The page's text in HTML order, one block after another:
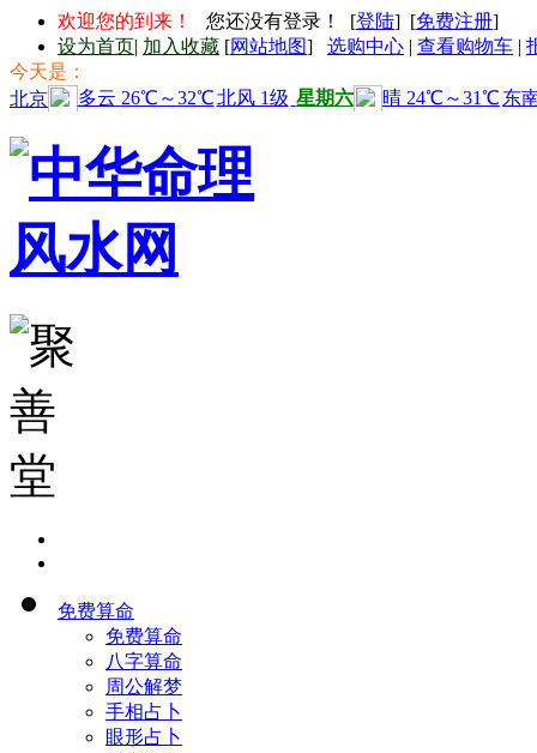
欢迎您的到来！ 您还没有登录！ [登陆] [免费注册]
设为首页| 加入收藏 [网站地图] 选购中心 | 查看购物车 |
今天是：
免费算命
免费算命
八字算命
周公解梦
手相占卜
眼形占卜